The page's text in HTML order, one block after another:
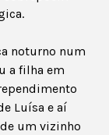
noturno num
a filha em
Luísa e aí
um vizinho